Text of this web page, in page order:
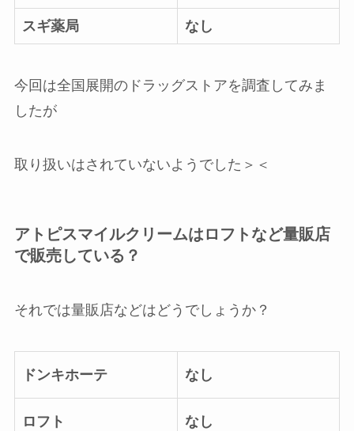
スギ薬局 なし
今回は全国展開のドラッグストアを調査してみま
したが
取り扱いはされていないようでした＞＜
アトピスマイルクリームはロフトなど量販店
で販売している？
それでは量販店などはどうでしょうか？
ドンキホーテ なし
ロフト なし